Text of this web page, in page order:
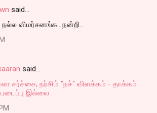
said…
விமர்சனங்க.. நன்றி..
said…
சர்ச்சை, நர்சிம் "நச்" விளக்கம் - தாக்கம்
இல்லை